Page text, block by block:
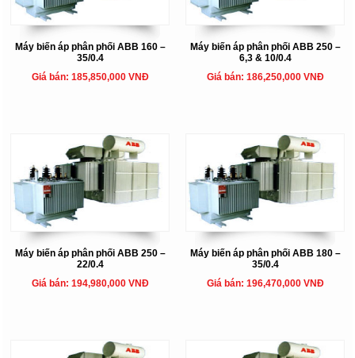
Máy biến áp phân phối ABB 160 –
35/0.4
Giá bán: 185,850,000 VNĐ
Máy biến áp phân phối ABB 250 –
6,3 & 10/0.4
Giá bán: 186,250,000 VNĐ
Máy biến áp phân phối ABB 250 –
22/0.4
Giá bán: 194,980,000 VNĐ
Máy biến áp phân phối ABB 180 –
35/0.4
Giá bán: 196,470,000 VNĐ